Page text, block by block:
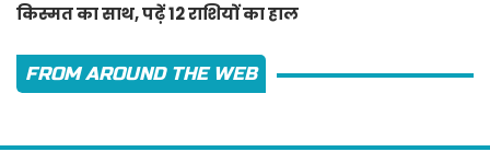
किस्मत का साथ, पढ़ें 12 राशियों का हाल
FROM AROUND THE WEB